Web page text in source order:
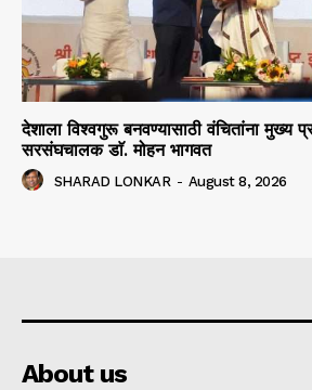
देशाला विश्वगुरू बनवण्यासाठी वंचितांना मुख्य
सरसंघचालक डाॅ. मोहन भागवत
SHARAD LONKAR - August 8, 2026
About us